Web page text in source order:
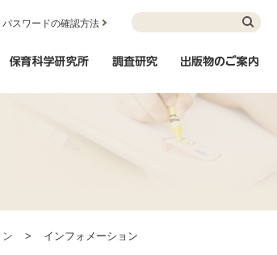
パスワードの確認方法
ョン
修事業 保育科学研究所調査研究
> インフォメーション